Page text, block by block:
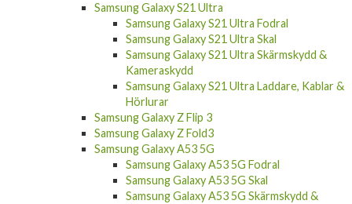
Samsung Galaxy S21 Ultra
Samsung Galaxy S21 Ultra Fodral
Samsung Galaxy S21 Ultra Skal
Samsung Galaxy S21 Ultra Skärmskydd &
Kameraskydd
Samsung Galaxy S21 Ultra Laddare, Kablar &
Hörlurar
Samsung Galaxy Z Flip 3
Samsung Galaxy Z Fold3
Samsung Galaxy A53 5G
Samsung Galaxy A53 5G Fodral
Samsung Galaxy A53 5G Skal
Samsung Galaxy A53 5G Skärmskydd &